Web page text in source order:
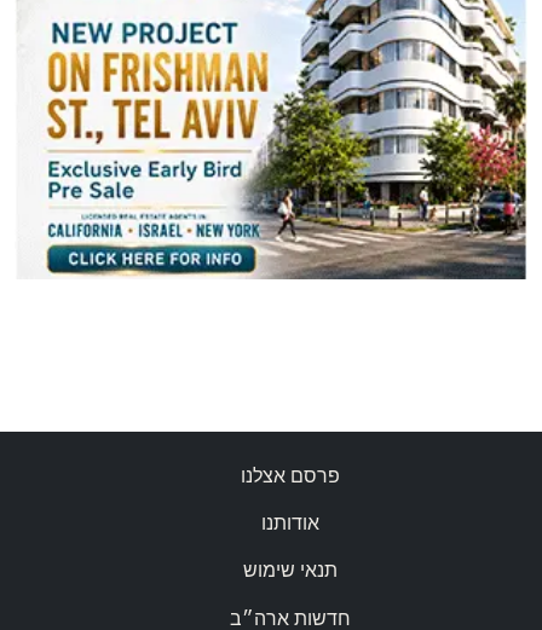
פרסם אצלנו
אודותנו
תנאי שימוש
חדשות ארה״ב